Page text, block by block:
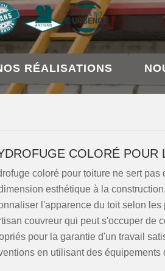
RÉALISATIONS
COLORÉ POUR
coloré pour toiture ne sert
esthétique à la
l'apparence du toit selon
couvreur qui peut s'occuper de
pour la garantie d'un travail
en utilisant des